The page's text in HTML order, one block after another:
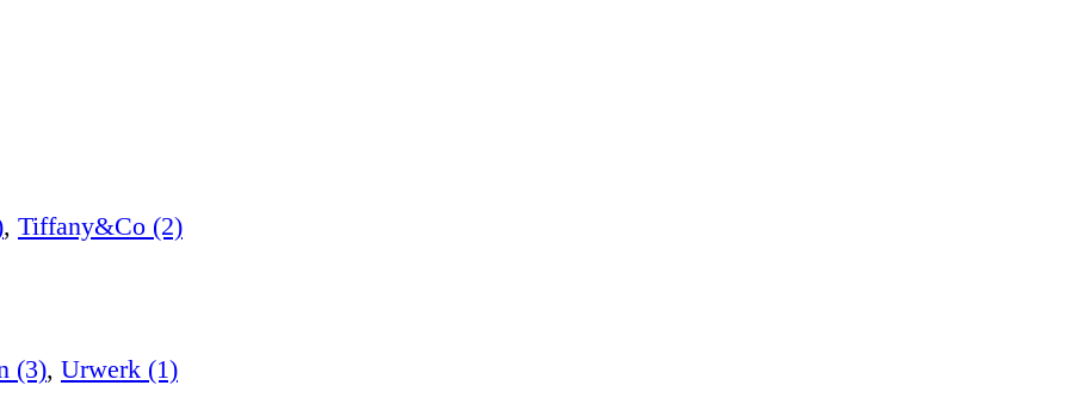
, Tiffany&Co (2)
(3), Urwerk (1)